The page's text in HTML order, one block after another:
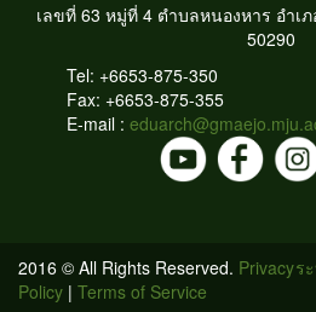
เลขที่ 63 หมู่ที่ 4 ตำบลหนองหาร อำเ
50290
Tel: +6653-875-350
Fax: +6653-875-355
E-mail :
ร
2016 © All Rights Reserved. Privacy
Policy | Terms of Service